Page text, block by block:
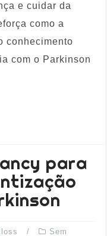
e cuidar da
como a
conhecimento
com o Parkinson
para
Sem